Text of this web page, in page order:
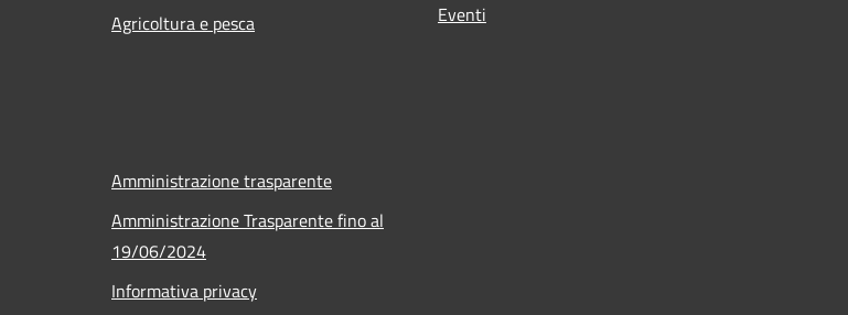
Agricoltura e pesca
Eventi
Amministrazione trasparente
Amministrazione Trasparente fino al
19/06/2024
Informativa privacy